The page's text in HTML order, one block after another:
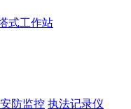
式工作站
安防监控 执法记录仪